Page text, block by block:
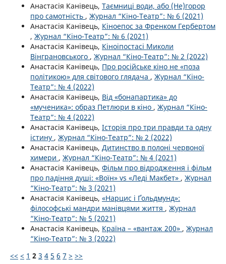
Анастасія Канівець, Таємниці води, або (Не)горор
про самотність , Журнал “Кіно-Театр”: № 6 (2021)
Анастасія Канівець, Кіноепос за Френком Гербертом
, Журнал “Кіно-Театр”: № 6 (2021)
Анастасія Канівець, Кіноіпостасі Миколи
Вінграновського , Журнал “Кіно-Театр”: № 2 (2022)
Анастасія Канівець, Про російське кіно не «поза
політикою» для світового глядача , Журнал “Кіно-
Театр”: № 4 (2022)
Анастасія Канівець, Від «бонапартика» до
«мученика»: образ Петлюри в кіно , Журнал “Кіно-
Театр”: № 4 (2022)
Анастасія Канівець, Історія про три правди та одну
істину , Журнал “Кіно-Театр”: № 2 (2022)
Анастасія Канівець, Дитинство в полоні червоної
химери , Журнал “Кіно-Театр”: № 4 (2021)
Анастасія Канівець, Фільм про відродження і фільм
про падіння душі: «Воїн» vs «Леді Макбет» , Журнал
“Кіно-Театр”: № 3 (2021)
Анастасія Канівець, «Нарцис і Ґольдмунд»:
філософські мандри манівцями життя , Журнал
“Кіно-Театр”: № 5 (2021)
Анастасія Канівець, Країна – «вантаж 200» , Журнал
“Кіно-Театр”: № 3 (2022)
<< < 1 2 3 4 5 6 7 > >>